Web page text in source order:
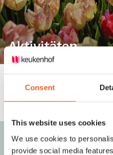
Consent
This website uses cookies
We use cookies to
provide social media
Kontakt
Aktivitäten
Keukenhof Einrichtungen